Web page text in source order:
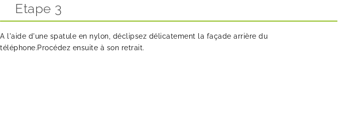
Etape 3
A l'aide d'une spatule en nylon, déclipsez délicatement la façade arrière du
téléphone.Procédez ensuite à son retrait.